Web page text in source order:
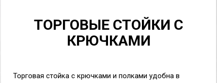
ТОРГОВЫЕ СТОЙКИ С
КРЮЧКАМИ
Торговая стойка с крючками и полками удобна в